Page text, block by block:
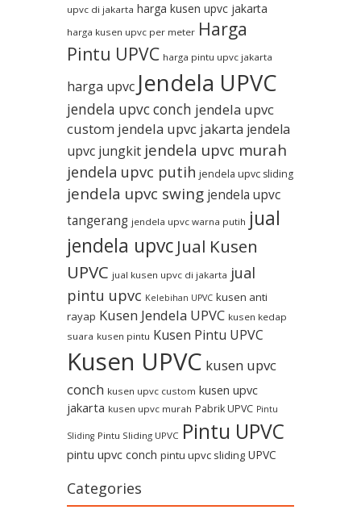
upvc di jakarta harga kusen upvc jakarta
harga kusen upvc per meter Harga
Pintu UPVC harga pintu upvc jakarta
harga upvc Jendela UPVC
jendela upvc conch jendela upvc
custom jendela upvc jakarta jendela
upvc jungkit jendela upvc murah
jendela upvc putih jendela upvc sliding
jendela upvc swing jendela upvc
tangerang jendela upvc warna putih jual
jendela upvc Jual Kusen
UPVC jual kusen upvc di jakarta jual
pintu upvc Kelebihan UPVC kusen anti
rayap Kusen Jendela UPVC kusen kedap
suara kusen pintu Kusen Pintu UPVC
Kusen UPVC kusen upvc
conch kusen upvc custom kusen upvc
jakarta kusen upvc murah Pabrik UPVC Pintu
Sliding Pintu Sliding UPVC Pintu UPVC
pintu upvc conch pintu upvc sliding UPVC
Categories